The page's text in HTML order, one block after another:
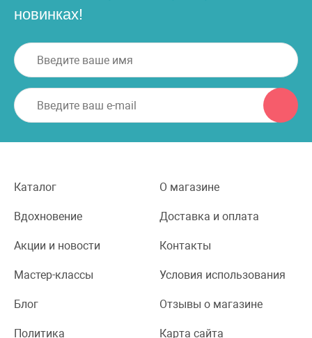
новинках!
Каталог О магазине
Вдохновение Доставка и оплата
Акции и новости Контакты
Мастер-классы Условия использования
Блог Отзывы о магазине
Политика Карта сайта